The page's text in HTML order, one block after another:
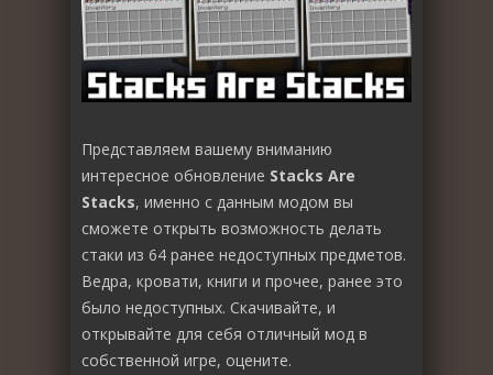
Представляем вашему вниманию
интересное обновление Stacks Are
Stacks, именно с данным модом вы
сможете открыть возможность делать
стаки из 64 ранее недоступных предметов.
Ведра, кровати, книги и прочее, ранее это
было недоступных. Скачивайте, и
открывайте для себя отличный мод в
собственной игре, оцените.